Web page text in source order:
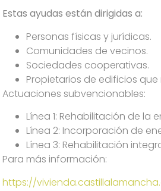
Estas ayudas están dirigidas a:
Personas físicas y jurídicas.
Comunidades de vecinos.
Sociedades cooperativas.
Propietarios de edificios
Actuaciones subvencionables:
Línea 1: Rehabilitación de la
Línea 2: Incorporación de
Línea 3: Rehabilitación
Para más información:
https://